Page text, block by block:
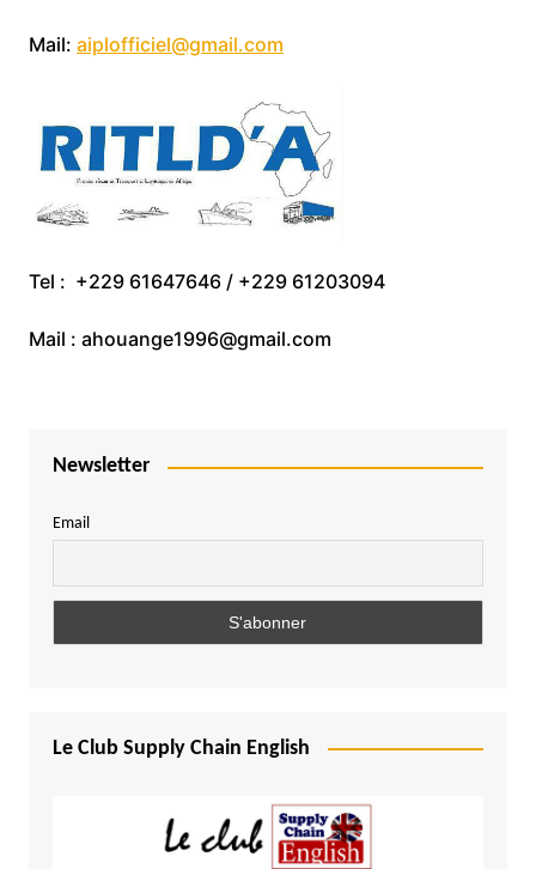
Mail: aiplofficiel@gmail.com
Tel : +229 61647646 / +229 61203094
Mail : ahouange1996@gmail.com
Newsletter
Email
Le Club Supply Chain English